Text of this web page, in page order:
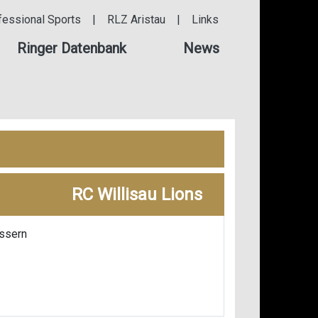
Links
|
RLZ Aristau
|
Sports
Ringer Datenbank News
RC Willisau Lions